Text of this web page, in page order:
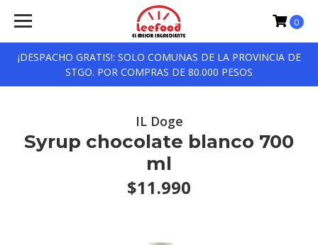
¡DESPACHO GRATIS!: SOLO COMUNAS DE LA PROVINCIA DE
STGO. POR COMPRAS DE 80.000 PESOS
0
IL Doge
Syrup chocolate blanco 700
ml
$11.990